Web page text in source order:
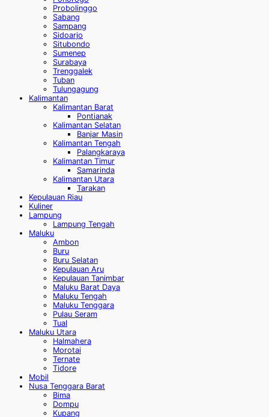
Probolinggo
Sabang
Sampang
Sidoarjo
Situbondo
Sumenep
Surabaya
Trenggalek
Tuban
Tulungagung
Kalimantan
Kalimantan Barat
Pontianak
Kalimantan Selatan
Banjar Masin
Kalimantan Tengah
Palangkaraya
Kalimantan Timur
Samarinda
Kalimantan Utara
Tarakan
Kepulauan Riau
Kuliner
Lampung
Lampung Tengah
Maluku
Ambon
Buru
Buru Selatan
Kepulauan Aru
Kepulauan Tanimbar
Maluku Barat Daya
Maluku Tengah
Maluku Tenggara
Pulau Seram
Tual
Maluku Utara
Halmahera
Morotai
Ternate
Tidore
Mobil
Nusa Tenggara Barat
Bima
Dompu
Kupang